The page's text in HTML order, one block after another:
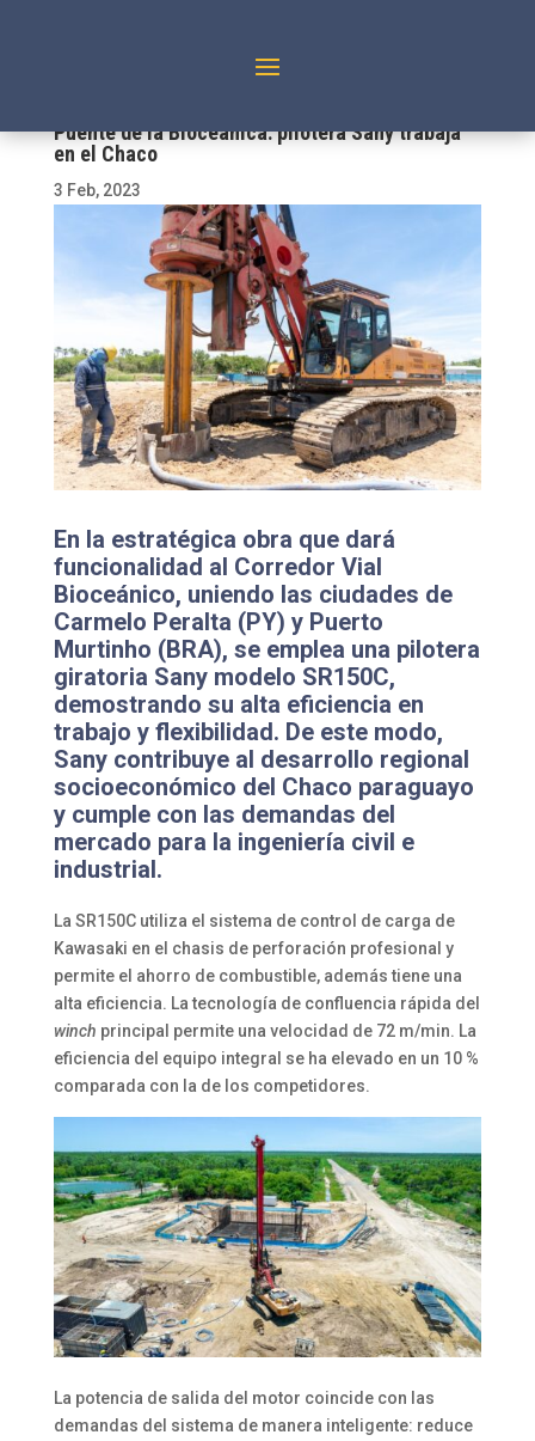
Puente de la Bioceánica: pilotera Sany trabaja
en el Chaco
3 Feb, 2023
En la estratégica obra que dará
funcionalidad al Corredor Vial
Bioceánico, uniendo las ciudades de
Carmelo Peralta (PY) y Puerto
Murtinho (BRA), se emplea una pilotera
giratoria Sany modelo SR150C,
demostrando su alta eficiencia en
trabajo y flexibilidad. De este modo,
Sany contribuye al desarrollo regional
socioeconómico del Chaco paraguayo
y cumple con las demandas del
mercado para la ingeniería civil e
industrial.
La SR150C utiliza el sistema de control de carga de
Kawasaki en el chasis de perforación profesional y
permite el ahorro de combustible, además tiene una
alta eficiencia. La tecnología de confluencia rápida del
winch principal permite una velocidad de 72 m/min. La
eficiencia del equipo integral se ha elevado en un 10 %
comparada con la de los competidores.
La potencia de salida del motor coincide con las
demandas del sistema de manera inteligente: reduce